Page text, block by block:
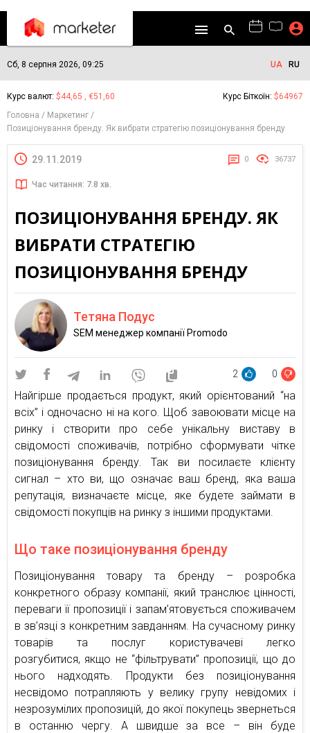
Сб, 8 серпня 2026, 09:25 UA RU
Курс валют: $44,65 , €51,60 Курс Біткоїн: $64967
Головна
Маркетинг
Позиціонування бренду. Як вибрати стратегію позиціонування бренду
29.11.2019 0 36737
Час читання: 7.8 хв.
ПОЗИЦІОНУВАННЯ БРЕНДУ. ЯК
ВИБРАТИ СТРАТЕГІЮ
ПОЗИЦІОНУВАННЯ БРЕНДУ
Тетяна Подус
SEM менеджер компанії Promodo
2 0
Найгірше продається продукт, який орієнтований “на
всіх” і одночасно ні на кого. Щоб завоювати місце на
ринку і створити про себе унікальну виставу в
свідомості споживачів, потрібно сформувати чітке
позиціонування бренду. Так ви посилаєте клієнту
сигнал – хто ви, що означає ваш бренд, яка ваша
репутація, визначаєте місце, яке будете займати в
свідомості покупців на ринку з іншими продуктами.
Що таке позиціонування бренду
Позиціонування товару та бренду – розробка
конкретного образу компанії, який транслює цінності,
переваги її пропозиції і запам’ятовується споживачем
в зв’язці з конкретним завданням. На сучасному ринку
товарів та послуг користувачеві легко
розгубитися, якщо не “фільтрувати” пропозиції, що до
нього надходять. Продукти без позиціонування
несвідомо потрапляють у велику групу невідомих і
незрозумілих пропозицій, до якої покупець звернеться
в останню чергу. А швидше за все – він буде